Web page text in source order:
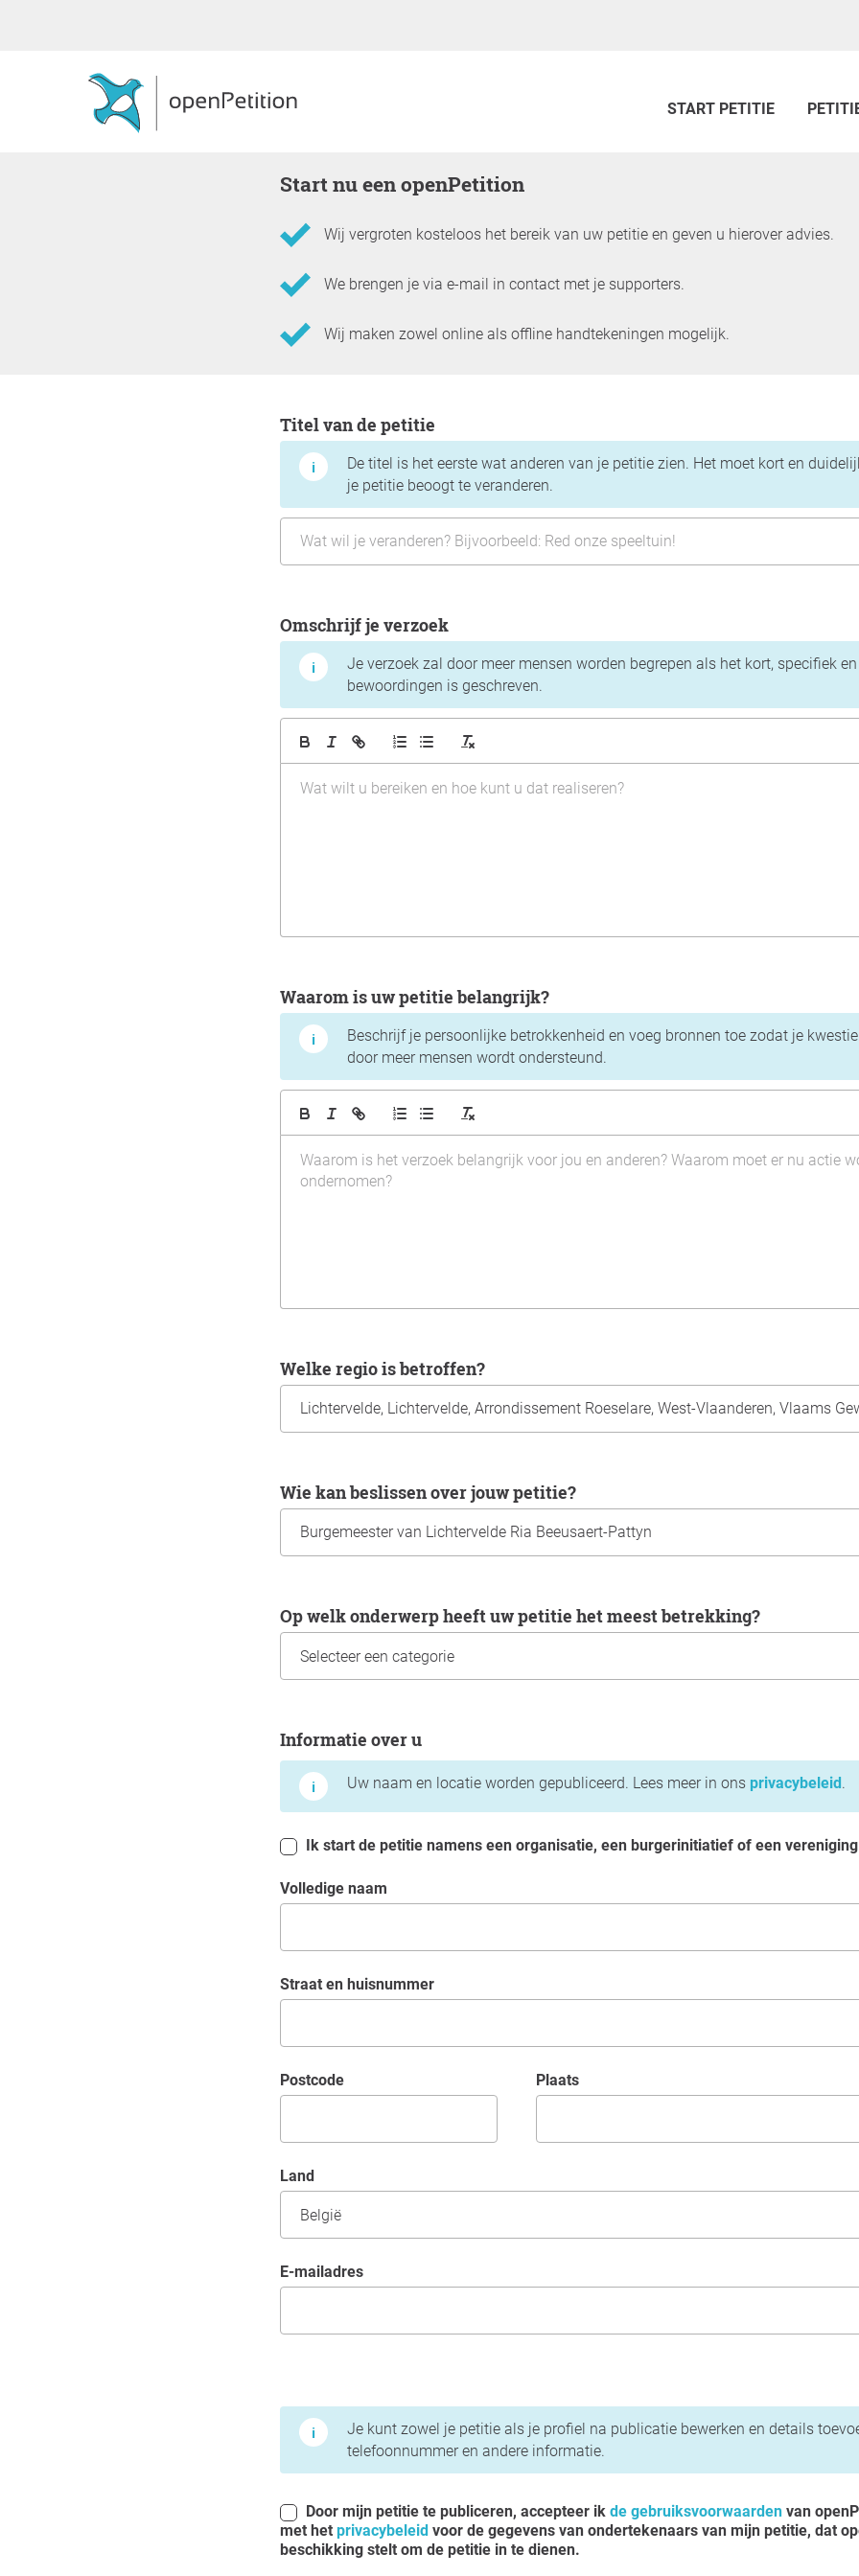
START PETITIE
Start nu een openPetition
Wij vergroten kosteloos het bereik van uw petitie en geven u hierover advies.
We brengen je via e-mail in contact met je supporters.
Wij maken zowel online als offline handtekeningen mogelijk.
Titel van de petitie
De titel is het eerste wat anderen van je petitie zien. Het moet kort en
je petitie beoogt te veranderen.
Omschrijf je verzoek
Je verzoek zal door meer mensen worden begrepen als het kort, specifiek
bewoordingen is geschreven.
Waarom is uw petitie belangrijk?
Beschrijf je persoonlijke betrokkenheid en voeg bronnen toe zodat je
door meer mensen wordt ondersteund.
Welke regio is betroffen?
Wie kan beslissen over jouw petitie?
Op welk onderwerp heeft uw petitie het meest betrekking?
Informatie over u
Uw naam en locatie worden gepubliceerd. Lees meer in ons privacybeleid.
Ik start de petitie namens een organisatie, een burgerinitiatief of een vereniging
Volledige naam
straat en huisnummer
Postcode Plaats
Land
e-mailadres
Gebruiksvoorwaarden en privacybeleid
Je kunt zowel je petitie als je profiel na publicatie bewerken en details
telefoonnummer en andere informatie.
Door mijn petitie te publiceren, accepteer ik de gebruiksvoorwaarden van
met het privacybeleid voor de gegevens van ondertekenaars van mijn petitie, dat
beschikking stelt om de petitie in te dienen.